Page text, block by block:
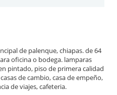
de palenque, chiapas. de 64
oficina o bodega. lamparas
pintado, piso de primera calidad
de cambio, casa de empeño,
de viajes, cafeteria.